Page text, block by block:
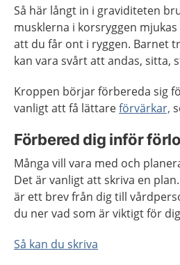
Så här långt in i graviditeten
musklerna i korsryggen
att du får ont i ryggen. Barnet
kan vara svårt att andas, sitta,
Kroppen börjar förbereda sig
vanligt att få lättareförvärkar,
Förbered dig inför
Många vill vara med och
Det är vanligt att skriva en
är ett brev från dig till
du ner vad som är viktigt för
Så kan du skriva